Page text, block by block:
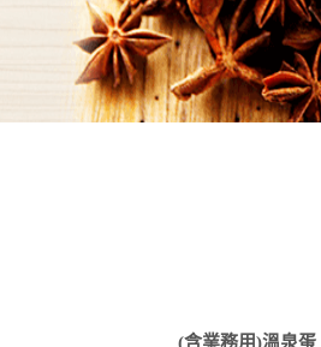
(含業務用)溫泉蛋